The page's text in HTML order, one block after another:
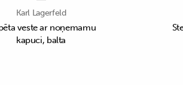
Karl Lagerfeld
veste ar noņemamu
kapuci, balta